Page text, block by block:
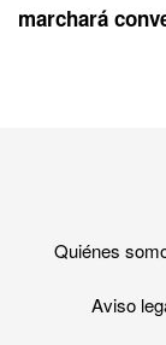
marchará
Quiénes
Aviso